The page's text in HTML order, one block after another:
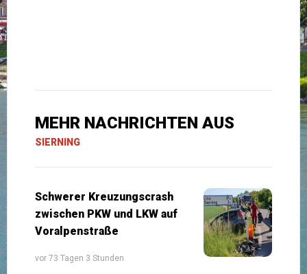
MEHR NACHRICHTEN AUS
SIERNING
Schwerer Kreuzungscrash
zwischen PKW und LKW auf
Voralpenstraße
vor 73 Tagen 3 Stunden